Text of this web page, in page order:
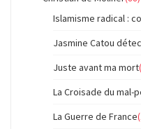
Islamisme radical :
Jasmine Catou
Juste avant ma mort
La Croisade du mal-
La Guerre de France